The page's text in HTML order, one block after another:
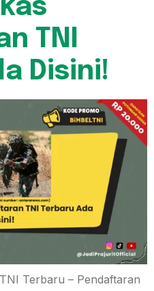
TNI
Disini!
Terbaru – Pendaftaran